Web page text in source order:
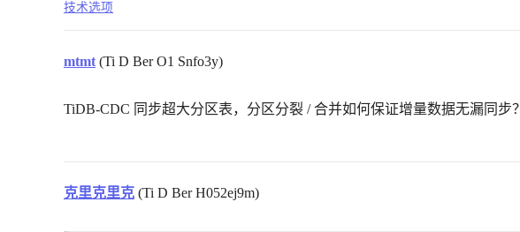
技术选项
mtmt (Ti D Ber O1 Snfo3y)
TiDB-CDC 同步超大分区表，分区分裂 / 合并如何保证增量数据无漏同步？
克里克里克 (Ti D Ber H052ej9m)